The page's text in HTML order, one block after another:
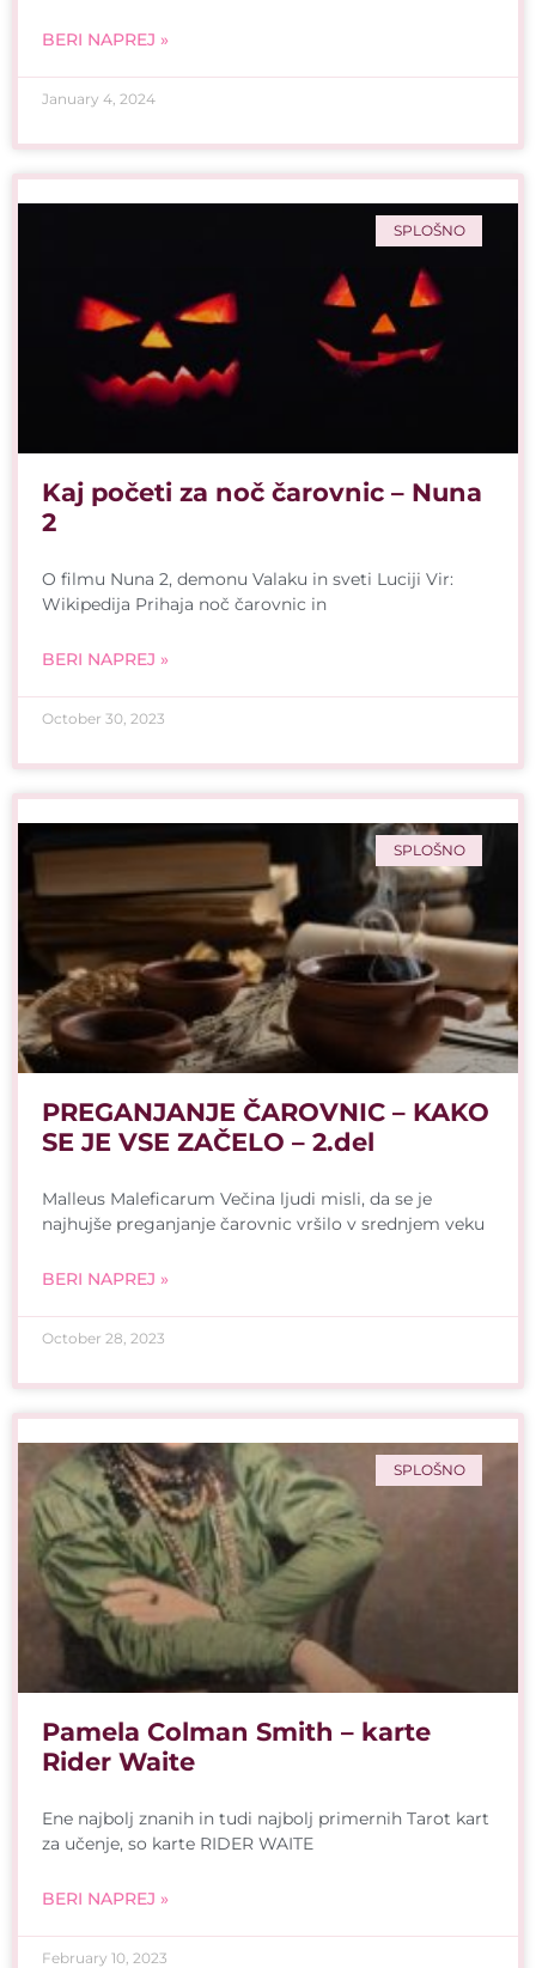
BERI NAPREJ »
January 4, 2024
SPLOŠNO
Kaj početi za noč čarovnic – Nuna
2
O filmu Nuna 2, demonu Valaku in sveti Luciji Vir:
Wikipedija Prihaja noč čarovnic in
BERI NAPREJ »
October 30, 2023
SPLOŠNO
PREGANJANJE ČAROVNIC – KAKO
SE JE VSE ZAČELO – 2.del
Malleus Maleficarum Večina ljudi misli, da se je
najhujše preganjanje čarovnic vršilo v srednjem veku
BERI NAPREJ »
October 28, 2023
SPLOŠNO
Pamela Colman Smith – karte
Rider Waite
Ene najbolj znanih in tudi najbolj primernih Tarot kart
za učenje, so karte RIDER WAITE
BERI NAPREJ »
February 10, 2023